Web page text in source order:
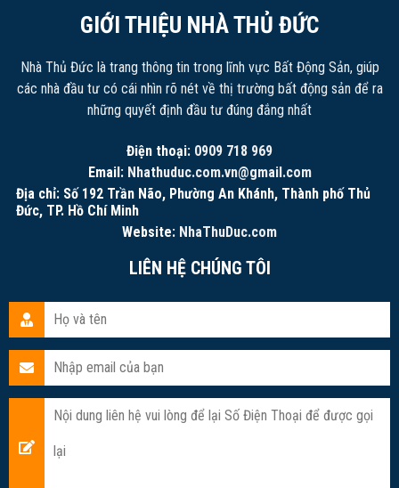
GIỚI THIỆU NHÀ THỦ ĐỨC
Nhà Thủ Đức là trang thông tin trong lĩnh vực Bất Động Sản, giúp
các nhà đầu tư có cái nhìn rõ nét về thị trường bất động sản để ra
những quyết định đầu tư đúng đắng nhất
Điện thoại: 0909 718 969
Email: Nhathuduc.com.vn@gmail.com
Địa chỉ: Số 192 Trần Não, Phường An Khánh, Thành phố Thủ
Đức, TP. Hồ Chí Minh
Website: NhaThuDuc.com
LIÊN HỆ CHÚNG TÔI